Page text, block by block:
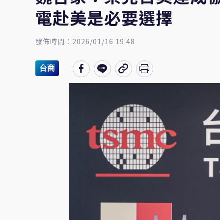
電赴美是必要選擇
發佈時間：2026/01/16 19:48
台商